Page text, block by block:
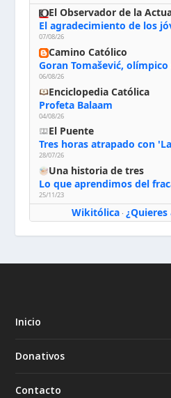
El Observador de la
07/08/26
Camino Católico
06/08/26
Enciclopedia Católica
Profeta Balaam
04/08/26
El Puente
Tres horas atrapado con
28/07/26
Una historia de tres
Lo que aprendimos del
25/11/23
Wikitólica· ¿Quieres
Inicio
Donativos
Contacto